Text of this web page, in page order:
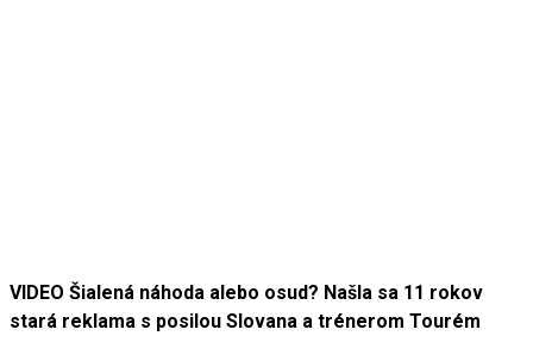
VIDEO Šialená náhoda alebo osud? Našla sa 11 rokov
stará reklama s posilou Slovana a trénerom Tourém